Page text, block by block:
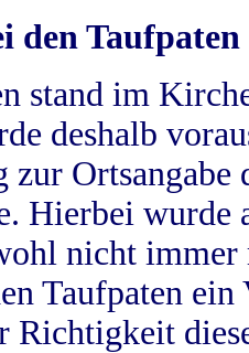
den Taufpaten
stand im
deshalb
zur
Hierbei wurde
nicht
Taufpaten
Richtigkeit